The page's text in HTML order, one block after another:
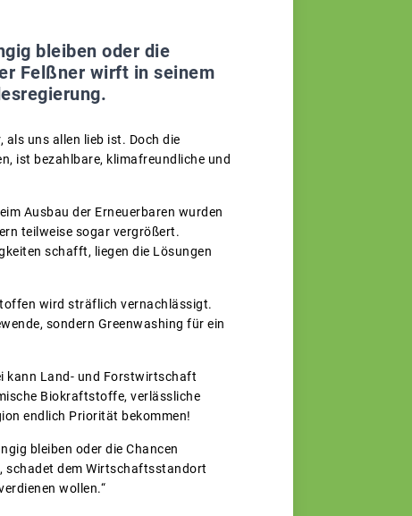
bleiben oder die
Felßner wirft in seinem
uns allen lieb ist. Doch die
ist bezahlbare, klimafreundliche und
Ausbau der Erneuerbaren wurden
teilweise sogar vergrößert.
schafft, liegen die Lösungen
wird sträflich vernachlässigt.
sondern Greenwashing für ein
kann Land- und Forstwirtschaft
Biokraftstoffe, verlässliche
endlich Priorität bekommen!
bleiben oder die Chancen
schadet dem Wirtschaftsstandort
wollen.“